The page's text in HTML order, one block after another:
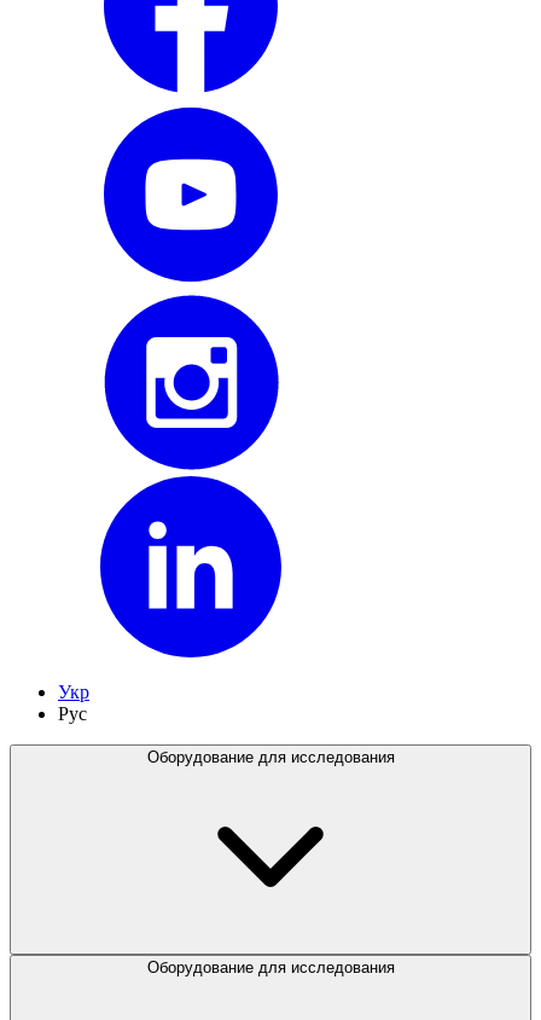
Укр
Рус
Оборудование для исследования
Оборудование для исследования